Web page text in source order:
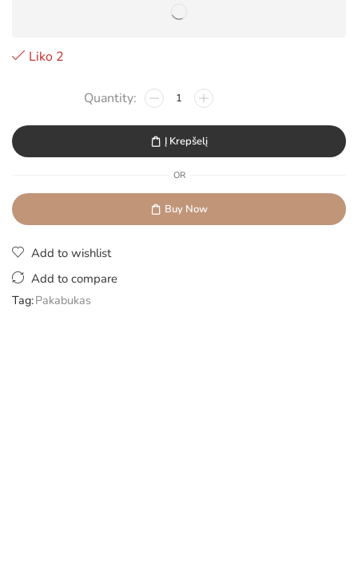
Liko 2
Į Krepšelį
OR
Buy Now
Add to wishlist
Add to compare
Tag:Pakabukas